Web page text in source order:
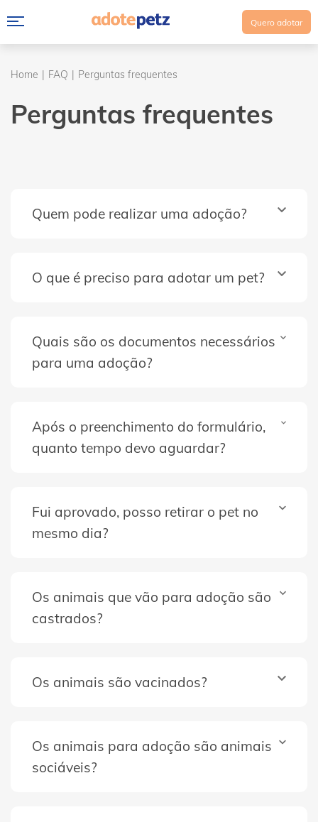
Quero adotar
Home FAQ Perguntas frequentes
Perguntas frequentes
Quem pode realizar uma adoção?
O que é preciso para adotar um pet?
Quais são os documentos necessários
para uma adoção?
Após o preenchimento do formulário,
quanto tempo devo aguardar?
Fui aprovado, posso retirar o pet no
mesmo dia?
Os animais que vão para adoção são
castrados?
Os animais são vacinados?
Os animais para adoção são animais
sociáveis?